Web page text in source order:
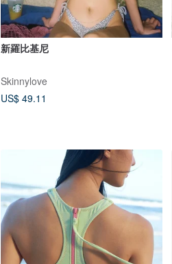
新羅比基尼
Skinnylove
US$ 49.11